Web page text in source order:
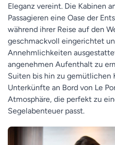
Eleganz vereint. Die Kabinen
Passagieren eine Oase der
während ihrer Reise auf den
geschmackvoll eingerichtet
Annehmlichkeiten
angenehmen Aufenthalt zu
Suiten bis hin zu gemütlichen
Unterkünfte an Bord von Le
Atmosphäre, die perfekt zu
Segelabenteuer passt.